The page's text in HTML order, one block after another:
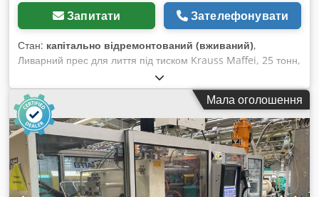
Запитати Зателефонувати
Стан: капітально відремонтований (вживаний),
Ливарний прес для лиття під тиском Krauss Maffei, 25 тонн,
рік випуску: 2000. IPC не працює (див. карту). Chedpfx
Akordg Tpjvja
Мала оголошення